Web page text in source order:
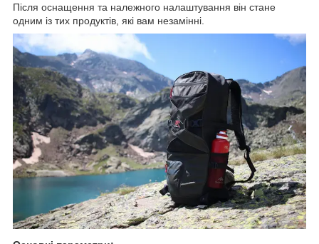
Після оснащення та належного налаштування він стане
одним із тих продуктів, які вам незамінні.